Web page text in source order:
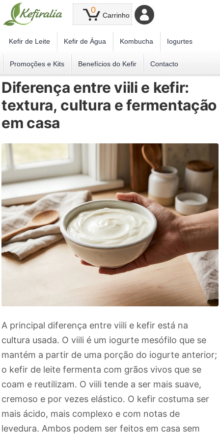
0
Carrinho
Kefir de Leite Kefir de Água Kombucha Iogurtes
Promoções e Kits Benefícios do Kefir Contacto
Diferença entre viili e kefir:
textura, cultura e fermentação
em casa
A principal diferença entre viili e kefir está na
cultura usada. O viili é um iogurte mesófilo que se
mantém a partir de uma porção do iogurte anterior;
o kefir de leite fermenta com grãos vivos que se
coam e reutilizam. O viili tende a ser mais suave,
cremoso e por vezes elástico. O kefir costuma ser
mais ácido, mais complexo e com notas de
levedura. Ambos podem ser feitos em casa sem